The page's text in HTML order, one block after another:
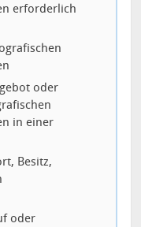
erforderlich
oder
in einer
Besitz,
oder